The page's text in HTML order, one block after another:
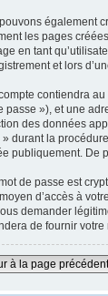
également
les pages
en tant
et lors
contiendra
passe »), et une
des données
durant la
publiquement. De
de passe est
d’accès à
demander
de fournir
à la page